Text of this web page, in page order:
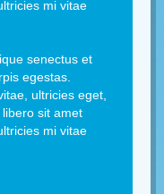
mi vitae
senectus et
egestas.
ultricies eget,
sit amet
mi vitae